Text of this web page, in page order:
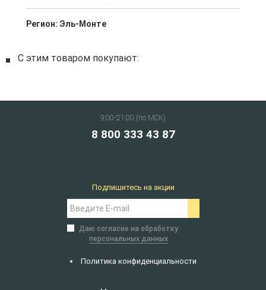
Регион: Эль-Монте
С этим товаром покупают:
9:00-21:00 (по МСК)
8 800 333 43 87
Политика конфиденциальности
Подпишитесь на акции
Даю согласие на обработку
персональных данных